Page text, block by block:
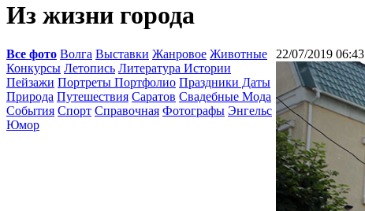
Из жизни города
Все фото Волга Выставки Жанровое Животные
Конкурсы Летопись Литература Истории
Пейзажи Портреты Портфолио Праздники Даты
Природа Путешествия Саратов Свадебные Мода
События Спорт Справочная Фотографы Энгельс
Юмор
22/07/2019 06:43